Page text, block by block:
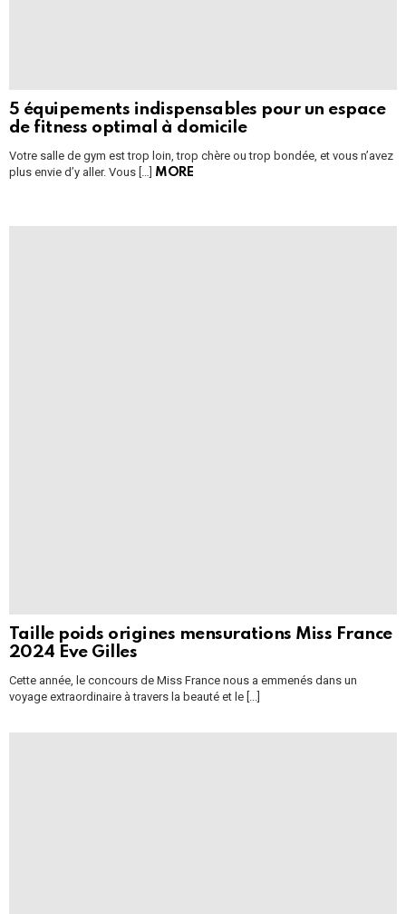
5 équipements indispensables pour un espace
de fitness optimal à domicile
Votre salle de gym est trop loin, trop chère ou trop bondée, et vous n’avez
plus envie d’y aller. Vous […]
MORE
Taille poids origines mensurations Miss France
2024 Eve Gilles
Cette année, le concours de Miss France nous a emmenés dans un
voyage extraordinaire à travers la beauté et le [...]